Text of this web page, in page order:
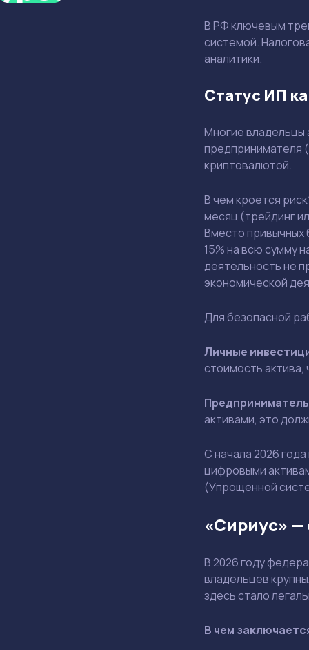
В РФ ключевым
системой.
аналитики.
Статус ИП
Многие владельцы
предпринимателя
криптовалютой.
В чем кроется
месяц (трейдинг
Вместо привычных
15% на всю сумму
деятельность не
экономической
Для безопасной
Личные
стоимость
активами, это
С начала 2026
цифровыми
(Упрощенной
«Сириус» —
В 2026 году
владельцев
здесь стало
В чем